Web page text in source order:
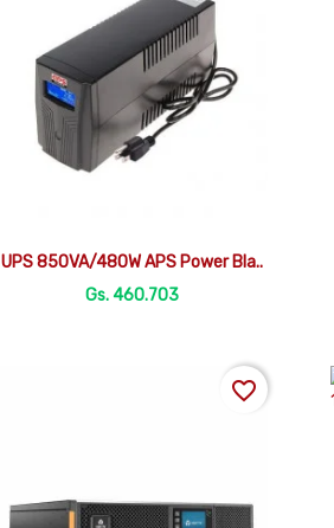
Vista rápida
UPS 850VA/480W APS Power Bla..
Gs. 460.703
favorite_border